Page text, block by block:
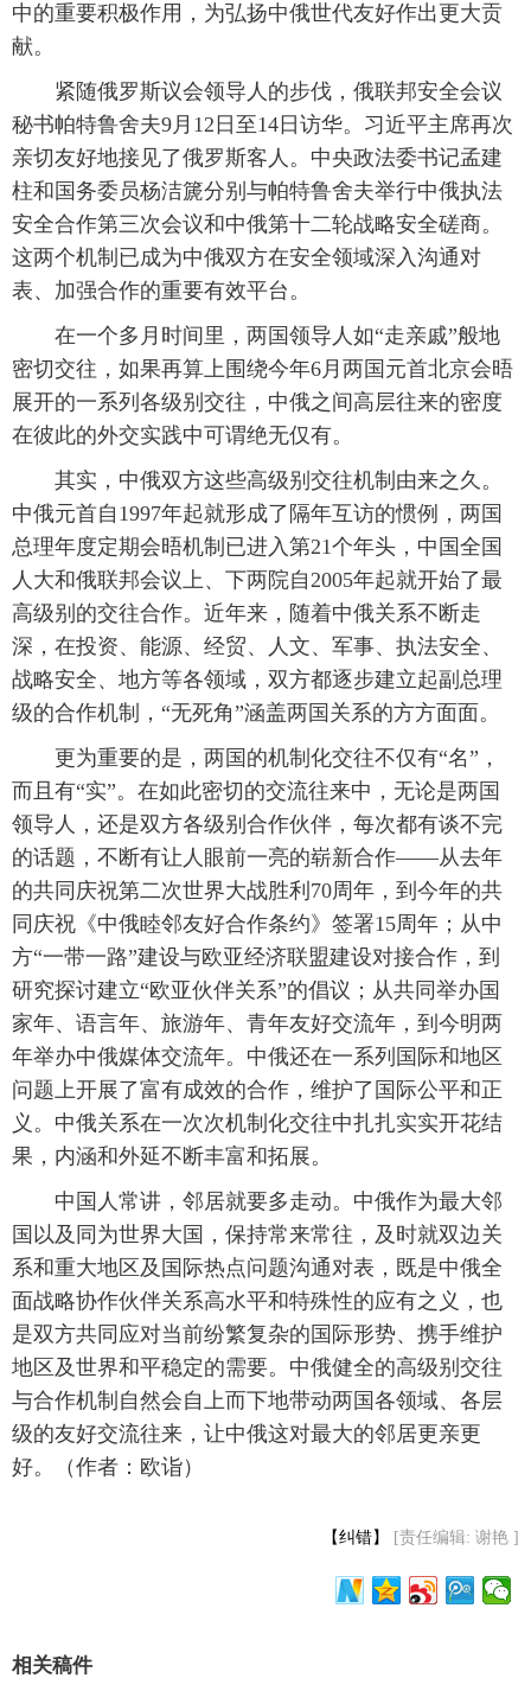
中的重要积极作用，为弘扬中俄世代友好作出更大贡
献。
紧随俄罗斯议会领导人的步伐，俄联邦安全会议
秘书帕特鲁舍夫9月12日至14日访华。习近平主席再次
亲切友好地接见了俄罗斯客人。中央政法委书记孟建
柱和国务委员杨洁篪分别与帕特鲁舍夫举行中俄执法
安全合作第三次会议和中俄第十二轮战略安全磋商。
这两个机制已成为中俄双方在安全领域深入沟通对
表、加强合作的重要有效平台。
在一个多月时间里，两国领导人如“走亲戚”般地
密切交往，如果再算上围绕今年6月两国元首北京会晤
展开的一系列各级别交往，中俄之间高层往来的密度
在彼此的外交实践中可谓绝无仅有。
其实，中俄双方这些高级别交往机制由来之久。
中俄元首自1997年起就形成了隔年互访的惯例，两国
总理年度定期会晤机制已进入第21个年头，中国全国
人大和俄联邦会议上、下两院自2005年起就开始了最
高级别的交往合作。近年来，随着中俄关系不断走
深，在投资、能源、经贸、人文、军事、执法安全、
战略安全、地方等各领域，双方都逐步建立起副总理
级的合作机制，“无死角”涵盖两国关系的方方面面。
更为重要的是，两国的机制化交往不仅有“名”，
而且有“实”。在如此密切的交流往来中，无论是两国
领导人，还是双方各级别合作伙伴，每次都有谈不完
的话题，不断有让人眼前一亮的崭新合作——从去年
的共同庆祝第二次世界大战胜利70周年，到今年的共
同庆祝《中俄睦邻友好合作条约》签署15周年；从中
方“一带一路”建设与欧亚经济联盟建设对接合作，到
研究探讨建立“欧亚伙伴关系”的倡议；从共同举办国
家年、语言年、旅游年、青年友好交流年，到今明两
年举办中俄媒体交流年。中俄还在一系列国际和地区
问题上开展了富有成效的合作，维护了国际公平和正
义。中俄关系在一次次机制化交往中扎扎实实开花结
果，内涵和外延不断丰富和拓展。
中国人常讲，邻居就要多走动。中俄作为最大邻
国以及同为世界大国，保持常来常往，及时就双边关
系和重大地区及国际热点问题沟通对表，既是中俄全
面战略协作伙伴关系高水平和特殊性的应有之义，也
是双方共同应对当前纷繁复杂的国际形势、携手维护
地区及世界和平稳定的需要。中俄健全的高级别交往
与合作机制自然会自上而下地带动两国各领域、各层
级的友好交流往来，让中俄这对最大的邻居更亲更
好。（作者：欧诣）
【纠错】 [责任编辑: 谢艳 ]
相关稿件